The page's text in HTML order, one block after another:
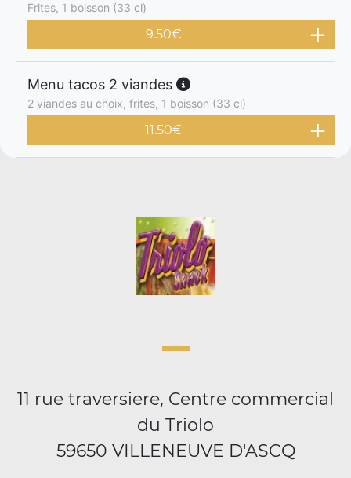
Frites, 1 boisson (33 cl)
9.50€
Menu tacos 2 viandes
2 viandes au choix, frites, 1 boisson (33 cl)
11.50€
11 rue traversiere, Centre commercial
du Triolo
59650 VILLENEUVE D'ASCQ